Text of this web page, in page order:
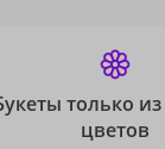
только
цветов